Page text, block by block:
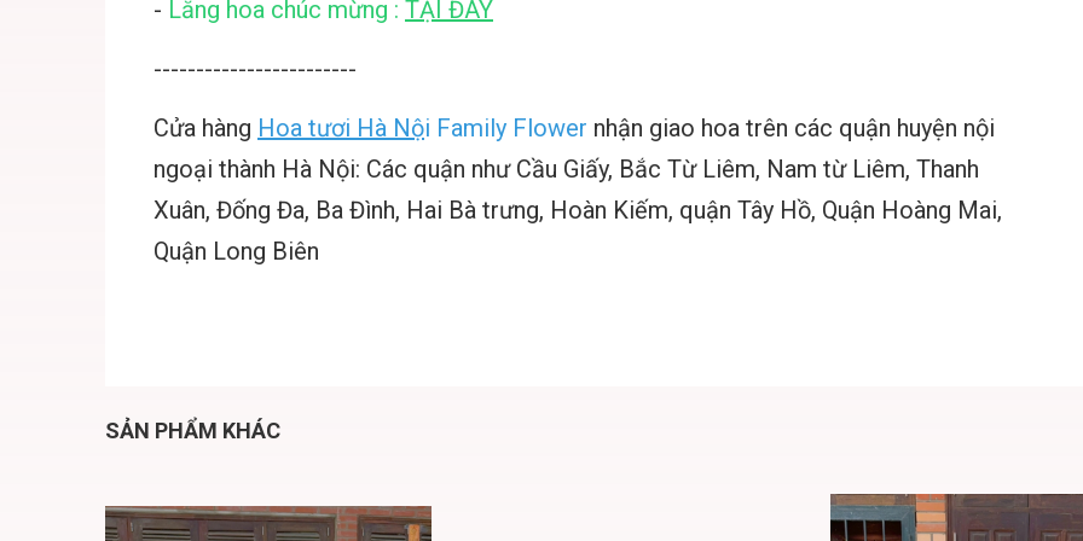
- Lẵng hoa chúc mừng : TẠI ĐÂY
------------------------
Cửa hàng Hoa tươi Hà Nội Family Flower nhận giao hoa trên các quận huyện nội
ngoại thành Hà Nội: Các quận như Cầu Giấy, Bắc Từ Liêm, Nam từ Liêm, Thanh
Xuân, Đống Đa, Ba Đình, Hai Bà trưng, Hoàn Kiếm, quận Tây Hồ, Quận Hoàng Mai,
Quận Long Biên
SẢN PHẨM KHÁC